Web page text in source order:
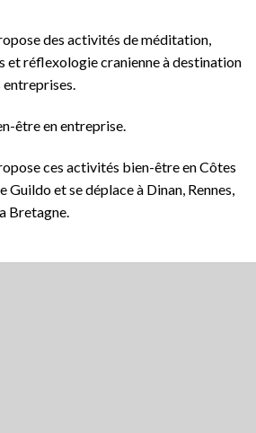
des activités de méditation,
et réflexologie cranienne à destination
être en entreprise.
ces activités bien-être en Côtes
Guildo et se déplace à Dinan, Rennes,
Bretagne.